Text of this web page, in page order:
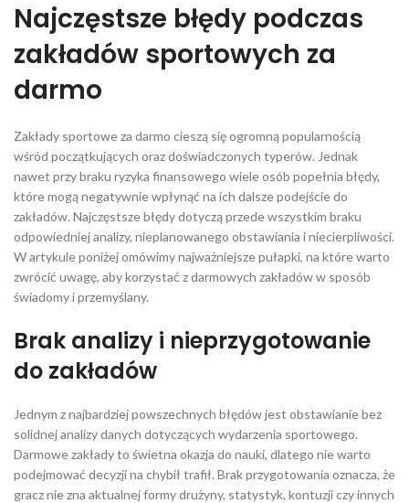
Najczęstsze błędy podczas
zakładów sportowych za
darmo
Zakłady sportowe za darmo cieszą się ogromną popularnością
wśród początkujących oraz doświadczonych typerów. Jednak
nawet przy braku ryzyka finansowego wiele osób popełnia błędy,
które mogą negatywnie wpłynąć na ich dalsze podejście do
zakładów. Najczęstsze błędy dotyczą przede wszystkim braku
odpowiedniej analizy, nieplanowanego obstawiania i niecierpliwości.
W artykule poniżej omówimy najważniejsze pułapki, na które warto
zwrócić uwagę, aby korzystać z darmowych zakładów w sposób
świadomy i przemyślany.
Brak analizy i nieprzygotowanie
do zakładów
Jednym z najbardziej powszechnych błędów jest obstawianie bez
solidnej analizy danych dotyczących wydarzenia sportowego.
Darmowe zakłady to świetna okazja do nauki, dlatego nie warto
podejmować decyzji na chybił trafił. Brak przygotowania oznacza, że
gracz nie zna aktualnej formy drużyny, statystyk, kontuzji czy innych